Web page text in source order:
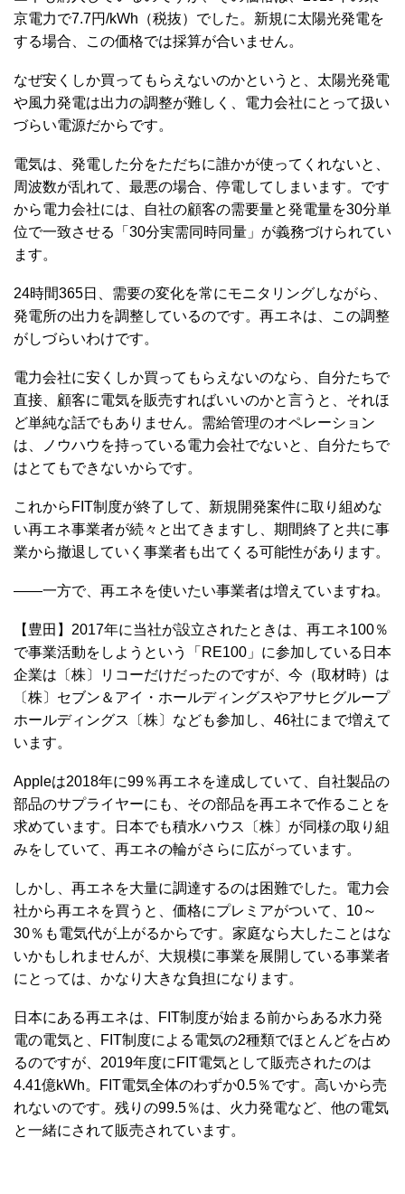
京電力で7.7円/kWh（税抜）でした。新規に太陽光発電を
する場合、この価格では採算が合いません。
なぜ安くしか買ってもらえないのかというと、太陽光発電
や風力発電は出力の調整が難しく、電力会社にとって扱い
づらい電源だからです。
電気は、発電した分をただちに誰かが使ってくれないと、
周波数が乱れて、最悪の場合、停電してしまいます。です
から電力会社には、自社の顧客の需要量と発電量を30分単
位で一致させる「30分実需同時同量」が義務づけられてい
ます。
24時間365日、需要の変化を常にモニタリングしながら、
発電所の出力を調整しているのです。再エネは、この調整
がしづらいわけです。
電力会社に安くしか買ってもらえないのなら、自分たちで
直接、顧客に電気を販売すればいいのかと言うと、それほ
ど単純な話でもありません。需給管理のオペレーション
は、ノウハウを持っている電力会社でないと、自分たちで
はとてもできないからです。
これからFIT制度が終了して、新規開発案件に取り組めな
い再エネ事業者が続々と出てきますし、期間終了と共に事
業から撤退していく事業者も出てくる可能性があります。
――一方で、再エネを使いたい事業者は増えていますね。
【豊田】2017年に当社が設立されたときは、再エネ100％
で事業活動をしようという「RE100」に参加している日本
企業は〔株〕リコーだけだったのですが、今（取材時）は
〔株〕セブン＆アイ・ホールディングスやアサヒグループ
ホールディングス〔株〕なども参加し、46社にまで増えて
います。
Appleは2018年に99％再エネを達成していて、自社製品の
部品のサプライヤーにも、その部品を再エネで作ることを
求めています。日本でも積水ハウス〔株〕が同様の取り組
みをしていて、再エネの輪がさらに広がっています。
しかし、再エネを大量に調達するのは困難でした。電力会
社から再エネを買うと、価格にプレミアがついて、10～
30％も電気代が上がるからです。家庭なら大したことはな
いかもしれませんが、大規模に事業を展開している事業者
にとっては、かなり大きな負担になります。
日本にある再エネは、FIT制度が始まる前からある水力発
電の電気と、FIT制度による電気の2種類でほとんどを占め
るのですが、2019年度にFIT電気として販売されたのは
4.41億kWh。FIT電気全体のわずか0.5％です。高いから売
れないのです。残りの99.5％は、火力発電など、他の電気
と一緒にされて販売されています。